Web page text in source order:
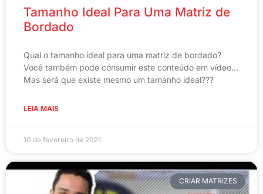
Tamanho Ideal Para Uma Matriz de
Bordado
Qual o tamanho ideal para uma matriz de bordado?
Você também pode consumir este conteúdo em vídeo…
Mas será que existe mesmo um tamanho ideal???
LEIA MAIS
10 de fevereiro de 2021
CRIAR MATRIZES